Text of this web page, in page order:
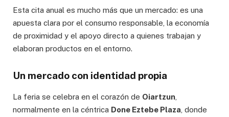
Esta cita anual es mucho más que un mercado: es una
apuesta clara por el consumo responsable, la economía
de proximidad y el apoyo directo a quienes trabajan y
elaboran productos en el entorno.
Un mercado con identidad propia
La feria se celebra en el corazón de Oiartzun
normalmente en la céntrica Done Eztebe Plaza , donde